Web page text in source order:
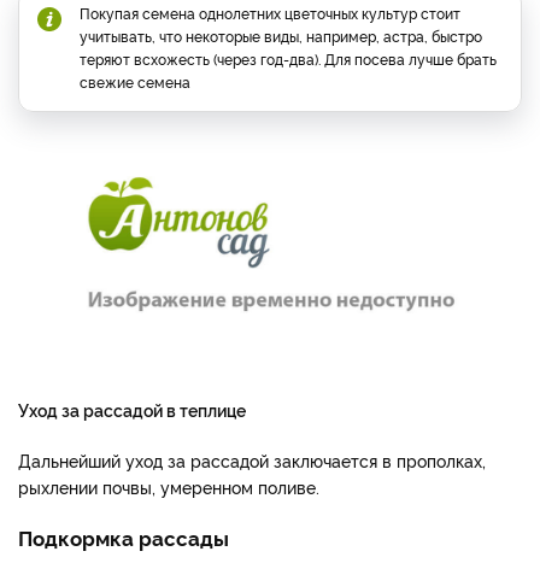
Покупая семена однолетних цветочных культур стоит
учитывать, что некоторые виды, например, астра, быстро
теряют всхожесть (через год-два). Для посева лучше брать
свежие семена
Уход за рассадой в теплице
Дальнейший уход за рассадой заключается в прополках,
рыхлении почвы, умеренном поливе.
Подкормка рассады